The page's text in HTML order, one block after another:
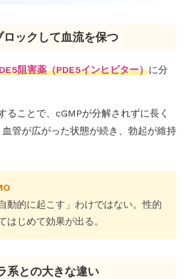
ックして血流を保つ
阻害薬（PDE5インヒビター）に分
ることで、cGMPが分解されずに長く
管が広がった状態が続き、勃起が維持
動的に起こす」わけではない。性的
はじめて効果が出る。
系との大きな違い